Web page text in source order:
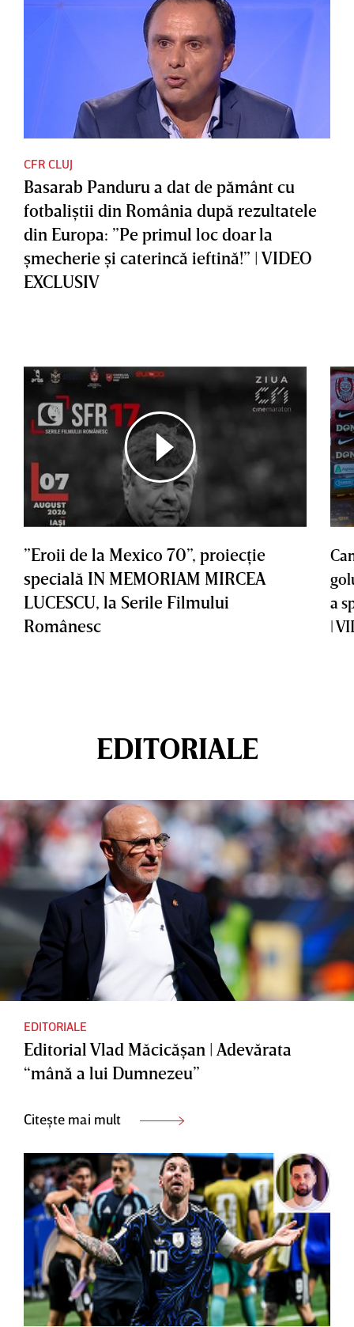
CFR CLUJ
Basarab Panduru a dat de pământ cu
fotbaliştii din România după rezultatele
din Europa: ”Pe primul loc doar la
şmecherie şi caterincă ieftină!” | VIDEO
EXCLUSIV
”Eroii de la Mexico 70”, proiecţie
specială IN MEMORIAM MIRCEA
LUCESCU, la Serile Filmului
Românesc
a
|
EDITORIALE
EDITORIALE
Editorial Vlad Măcicăşan | Adevărata
“mână a lui Dumnezeu”
Citește mai mult